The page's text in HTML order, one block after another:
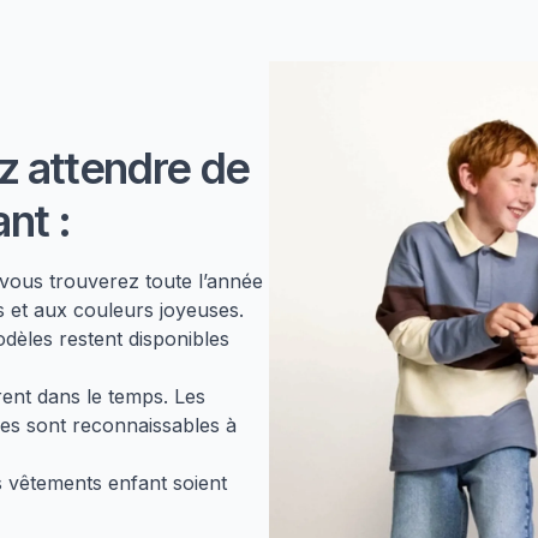
attendre de
:
trouverez toute l’année
et aux couleurs joyeuses.
restent disponibles
dans le temps. Les
sont reconnaissables à
enfant soient